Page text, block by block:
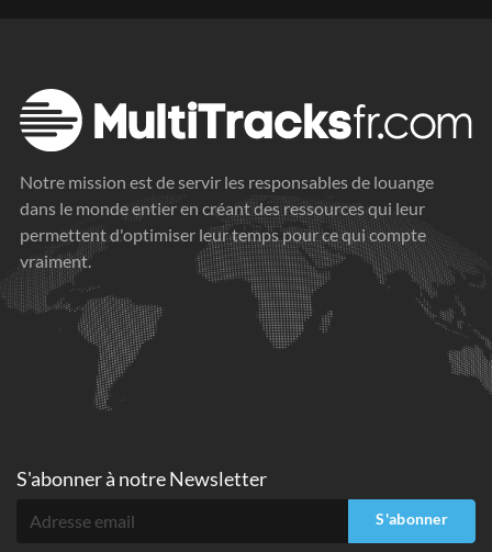
Notre mission est de servir les responsables de louange
dans le monde entier en créant des ressources qui leur
permettent d'optimiser leur temps pour ce qui compte
vraiment.
S'abonner à notre Newsletter
S'abonner